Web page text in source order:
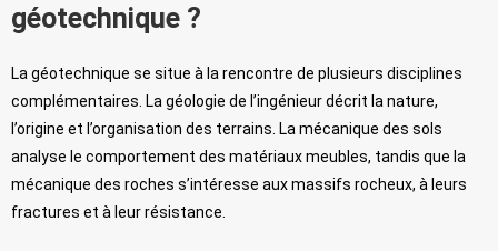
géotechnique ?
La géotechnique se situe à la rencontre de plusieurs disciplines
complémentaires. La géologie de l’ingénieur décrit la nature,
l’origine et l’organisation des terrains. La mécanique des sols
analyse le comportement des matériaux meubles, tandis que la
mécanique des roches s’intéresse aux massifs rocheux, à leurs
fractures et à leur résistance.